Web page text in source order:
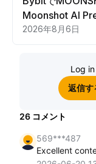
Moonshot AI
2026年8月6日
Log
返信す
26 コメント
569***487
Excellent